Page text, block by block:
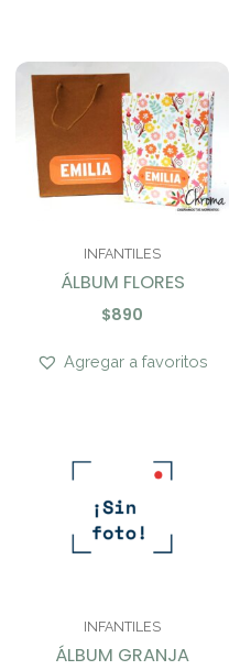
INFANTILES
ÁLBUM FLORES
$890
Agregar a favoritos
INFANTILES
ÁLBUM GRANJA